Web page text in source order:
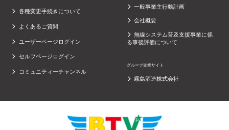
各種変更手続きについて
よくあるご質問
ユーザーページログイン
セルフページログイン
コミュニティーチャンネル
一般事業主行動計画
会社概要
無線システム普及支援事業に係
る事後評価について
グループ企業サイト
霧島酒造株式会社